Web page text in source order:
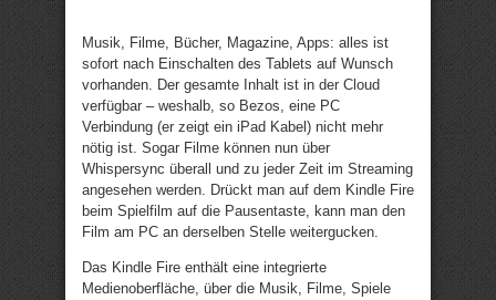
Musik, Filme, Bücher, Magazine, Apps: alles ist
sofort nach Einschalten des Tablets auf Wunsch
vorhanden. Der gesamte Inhalt ist in der Cloud
verfügbar – weshalb, so Bezos, eine PC
Verbindung (er zeigt ein iPad Kabel) nicht mehr
nötig ist. Sogar Filme können nun über
Whispersync überall und zu jeder Zeit im Streaming
angesehen werden. Drückt man auf dem Kindle Fire
beim Spielfilm auf die Pausentaste, kann man den
Film am PC an derselben Stelle weitergucken.
Das Kindle Fire enthält eine integrierte
Medienoberfläche, über die Musik, Filme, Spiele